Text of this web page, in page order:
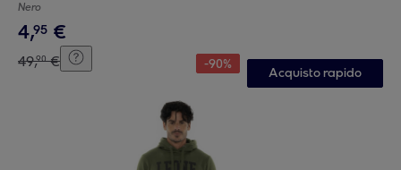
Nero
4,95 €
49,90 € -90%
Acquisto rapido